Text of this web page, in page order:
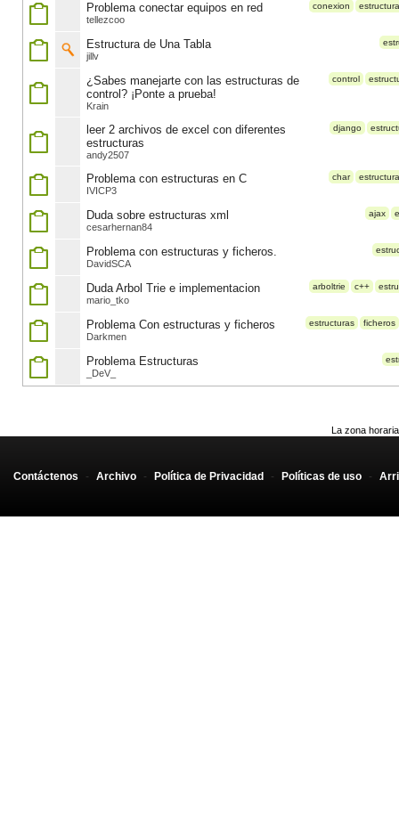
conexion
Problema conectar equipos en red
tellezcoo
Estructura de Una Tabla
jillv
control
¿Sabes manejarte con las estructuras de
control? ¡Ponte a prueba!
Krain
django
leer 2 archivos de excel con diferentes
estructuras
andy2507
char
Problema con estructuras en C
IVICP3
ajax
Duda sobre estructuras xml
cesarhernan84
Problema con estructuras y ficheros.
DavidSCA
arboltrie c++
Duda Arbol Trie e implementacion
mario_tko
estructuras ficheros
Problema Con estructuras y ficheros
Darkmen
Problema Estructuras
_DeV_
La zona
Contáctenos - Archivo - Política de Privacidad - Políticas de uso -